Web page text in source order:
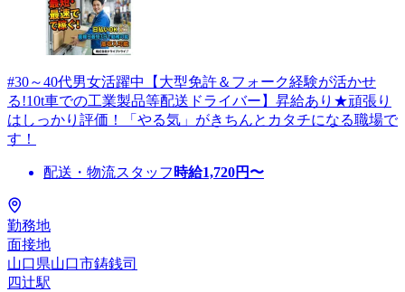
#30～40代男女活躍中【大型免許＆フォーク経験が活かせ
る!10t車での工業製品等配送ドライバー】昇給あり★頑張り
はしっかり評価！「やる気」がきちんとカタチになる職場で
す！
配送・物流スタッフ 時給1,720円〜
勤務地
面接地
山口県山口市鋳銭司
四辻駅